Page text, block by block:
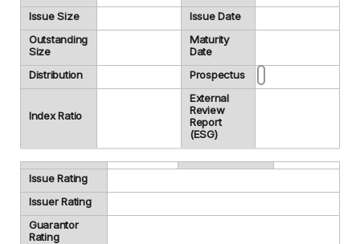
Issue Size
Issue Date
Outstanding
Size
Maturity
Date
Distribution
Prospectus
Index Ratio
External
Review
Report
(ESG)
Issue Rating
Issuer Rating
Guarantor
Rating